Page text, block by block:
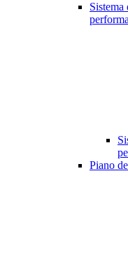
Piano